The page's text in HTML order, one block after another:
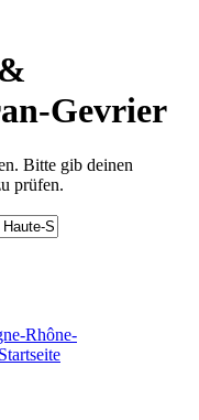
Gevrier
Bitte gib deinen
prüfen.
Rhône-
Startseite